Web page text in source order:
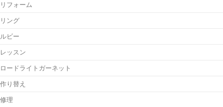
リフォーム
リング
ルビー
レッスン
ロードライトガーネット
作り替え
修理